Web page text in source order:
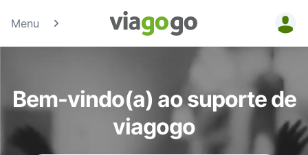
Menu
Bilhetes -
Concertos,
Desporto e
Bem-vindo(a) ao suporte de
viagogo